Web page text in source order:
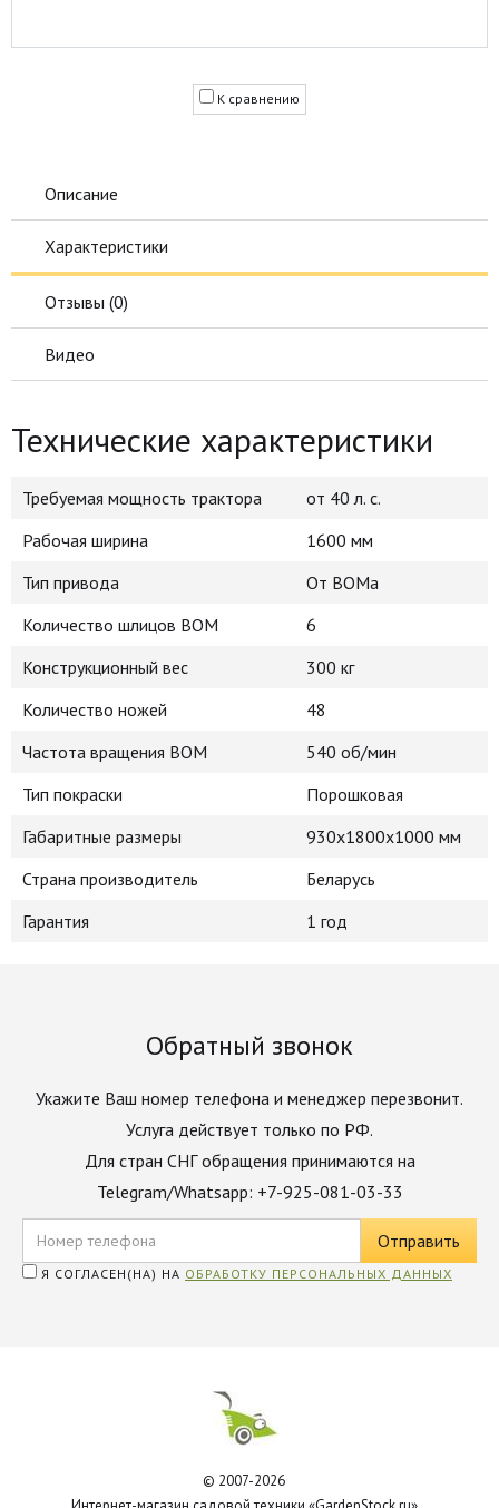
К сравнению
Описание
Характеристики
Отзывы (0)
Видео
Технические характеристики
Требуемая мощность трактора
от 40 л. с.
Рабочая ширина
1600 мм
Тип привода
От ВОМа
Количество шлицов ВОМ
6
Конструкционный вес
300 кг
Количество ножей
48
Частота вращения ВОМ
540 об/мин
Тип покраски
Порошковая
Габаритные размеры
930х1800х1000 мм
Страна производитель
Беларусь
Гарантия
1 год
Обратный звонок
Укажите Ваш номер телефона и менеджер перезвонит.
Услуга действует только по РФ.
Для стран СНГ обращения принимаются на
Telegram/Whatsapp: +7-925-081-03-33
Я СОГЛАСЕН(НА) НА ОБРАБОТКУ ПЕРСОНАЛЬНЫХ ДАННЫХ
© 2007-2026